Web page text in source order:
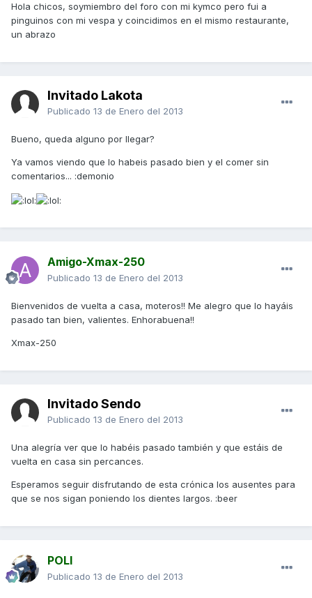
Hola chicos, soymiembro del foro con mi kymco pero fui a
pinguinos con mi vespa y coincidimos en el mismo restaurante,
un abrazo
Invitado Lakota
Publicado 13 de Enero del 2013
Bueno, queda alguno por llegar?
Ya vamos viendo que lo habeis pasado bien y el comer sin
comentarios... :demonio
Amigo-Xmax-250
Publicado 13 de Enero del 2013
Bienvenidos de vuelta a casa, moteros!! Me alegro que lo hayáis
pasado tan bien, valientes. Enhorabuena!!
Xmax-250
Invitado Sendo
Publicado 13 de Enero del 2013
Una alegría ver que lo habéis pasado también y que estáis de
vuelta en casa sin percances.
Esperamos seguir disfrutando de esta crónica los ausentes para
que se nos sigan poniendo los dientes largos. :beer
POLI
Publicado 13 de Enero del 2013